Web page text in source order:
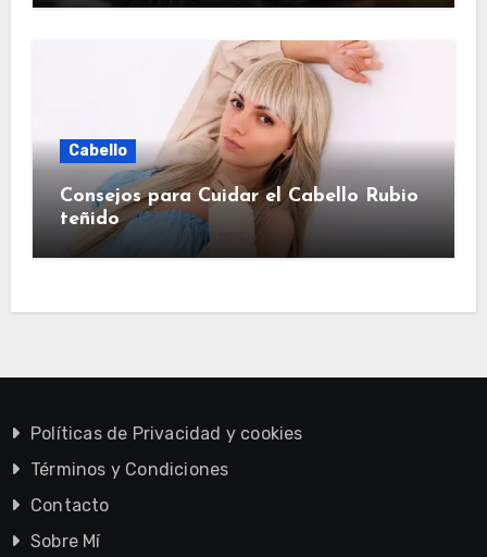
Cabello
Consejos para Cuidar el Cabello Rubio
teñido
Políticas de Privacidad y cookies
Términos y Condiciones
Contacto
Sobre Mí